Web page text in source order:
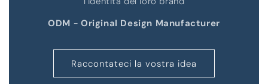
ODM - Original Design Manufacturer
Raccontateci la vostra idea